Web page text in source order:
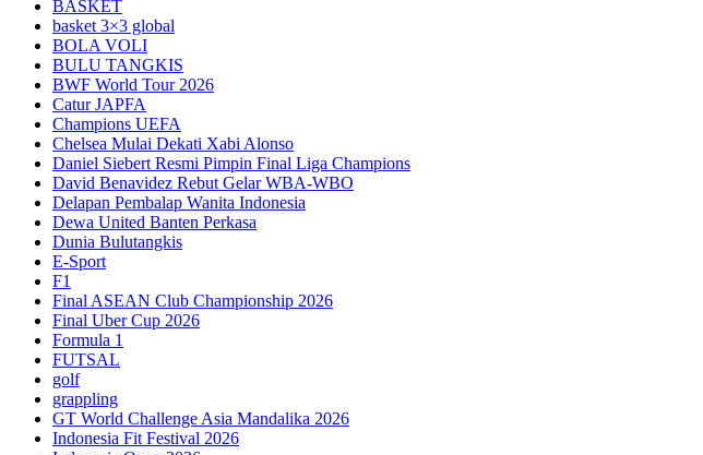
BASKET
basket 3×3 global
BOLA VOLI
BULU TANGKIS
BWF World Tour 2026
Catur JAPFA
Champions UEFA
Chelsea Mulai Dekati Xabi Alonso
Daniel Siebert Resmi Pimpin Final Liga Champions
David Benavidez Rebut Gelar WBA-WBO
Delapan Pembalap Wanita Indonesia
Dewa United Banten Perkasa
Dunia Bulutangkis
E-Sport
F1
Final ASEAN Club Championship 2026
Final Uber Cup 2026
Formula 1
FUTSAL
golf
grappling
GT World Challenge Asia Mandalika 2026
Indonesia Fit Festival 2026